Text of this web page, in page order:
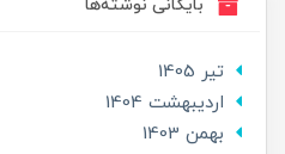
بایگانی نوشته‌ها
تير 1405
ارديبهشت 1404
بهمن 1403